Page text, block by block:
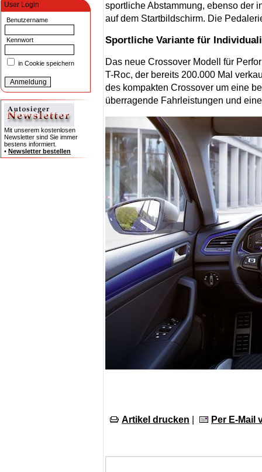
User Login
Benutzername
Kennwort
in Cookie speichern
Mit unserem kostenlosen
Newsletter sind Sie immer
bestens informiert.
• Newsletter bestellen
sportliche Abstammung, ebenso der
auf dem Startbildschirm. Die
Sportliche Variante für
Das neue Crossover Modell für
T-Roc, der bereits 200.000 Mal
des kompakten Crossover um eine
überragende Fahrleistungen und
Artikel drucken Per E-Mail